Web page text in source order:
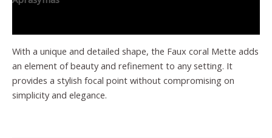
With a unique and detailed shape, the Faux coral Mette adds
an element of beauty and refinement to any setting. It
provides a stylish focal point without compromising on
simplicity and elegance.